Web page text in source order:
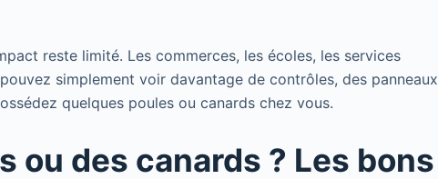
reste limité. Les commerces, les écoles, les services
simplement voir davantage de contrôles, des panneaux
quelques poules ou canards chez vous.
ou des canards ? Les bons